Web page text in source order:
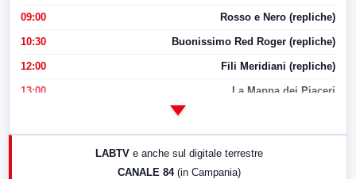
09:00 Rosso e Nero (repliche)
10:30 Buonissimo Red Roger (repliche)
12:00 Fili Meridiani (repliche)
13:00 La Mappa dei Piaceri
17:00 LabNews (replica)
LABTV e anche sul digitale terrestre
CANALE 84 (in Campania)